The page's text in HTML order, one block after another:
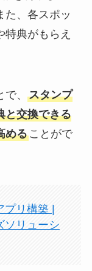
た、各スポッ
特典がもらえ
、 スタンプ
と交換できる
めることがで
プリ構築 |
ソリューシ